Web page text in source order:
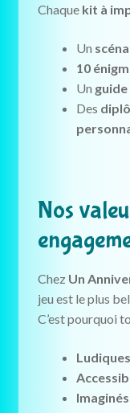
Chaque kit à
Un
10
Un
Des
Nos
Chez Un
jeu est le plus
C’est pourquoi